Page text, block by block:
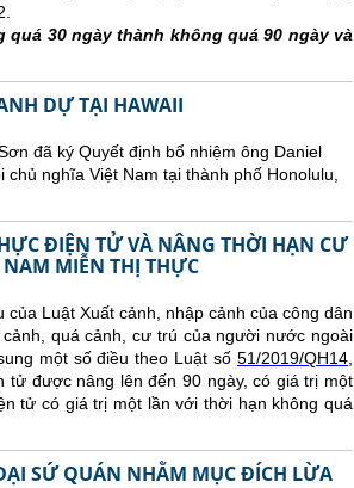
30 ngày thành không quá 90 ngày và
DỰ TẠI HAWAII
đã ký Quyết định bổ nhiệm ông Daniel
nghĩa Việt Nam tại thành phố Honolulu,
ĐIỆN TỬ VÀ NÂNG THỜI HẠN CƯ
MIỄN THỊ THỰC
Luật Xuất cảnh, nhập cảnh của công dân
quá cảnh, cư trú của người nước ngoài
một số điều theo Luật số51/2019/QH14
được nâng lên đến 90 ngày, có giá trị một
tử có giá trị một lần với thời hạn không quá
SỨ QUÁN NHẰM MỤC ĐÍCH LỪA